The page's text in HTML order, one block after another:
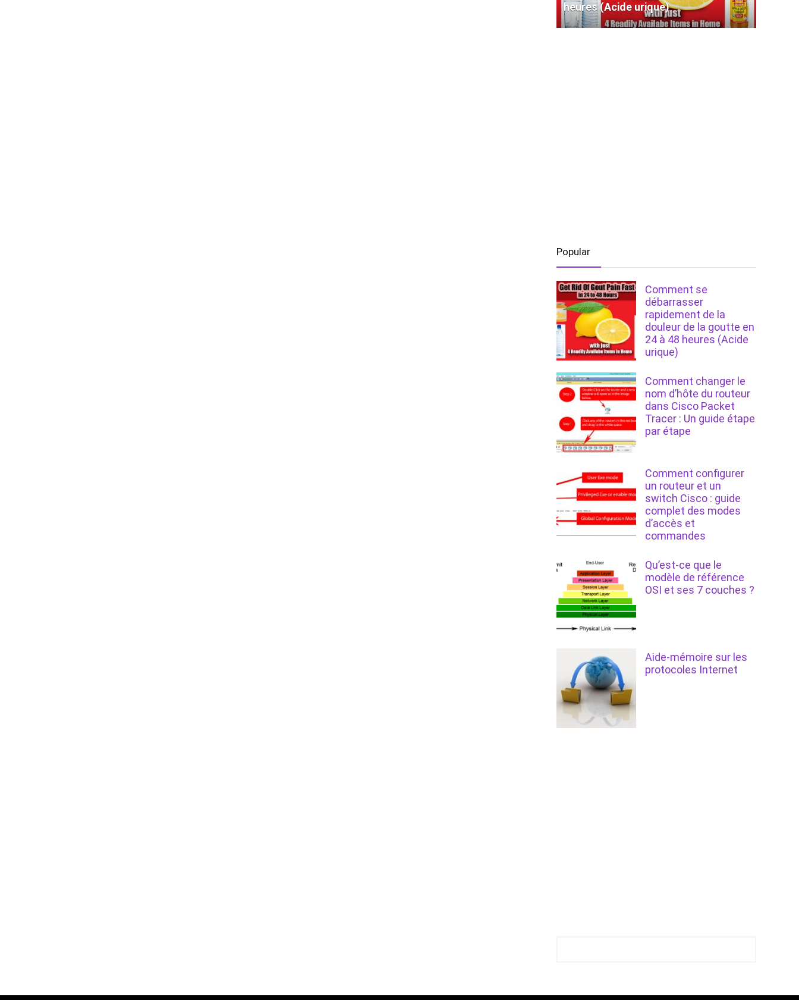
heures (Acide urique)
Popular
Comment se
débarrasser
rapidement de la
douleur de la goutte en
24 à 48 heures (Acide
urique)
Comment changer le
nom d’hôte du routeur
dans Cisco Packet
Tracer : Un guide étape
par étape
Comment configurer
un routeur et un
switch Cisco : guide
complet des modes
d’accès et
commandes
Qu’est-ce que le
modèle de référence
OSI et ses 7 couches ?
Aide-mémoire sur les
protocoles Internet